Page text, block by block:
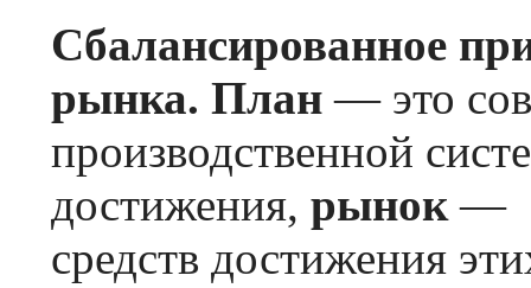
Сбалансированное
рынка. План — это
производственной
достижения, рынок—
средств достижения